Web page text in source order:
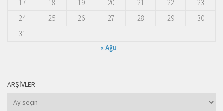
17
18 19 20 21 22
23
24
25 26 27 28 29
30
31
« Ağu
ARŞIVLER
Arşivler